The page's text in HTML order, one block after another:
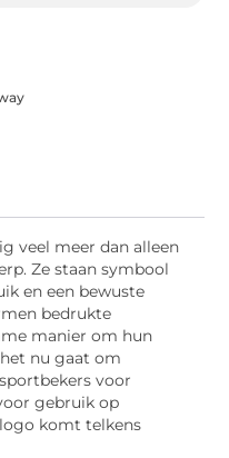
veel meer dan alleen
Ze staan symbool
en een bewuste
bedrukte
manier om hun
nu gaat om
voor
gebruik op
komt telkens